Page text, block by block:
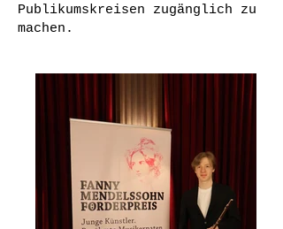
Publikumskreisen zugänglich zu
machen.